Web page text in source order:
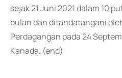
sejak 21 Juni 2021 dalam 10
bulan dan ditandatangani
Perdagangan pada 24
Kanada. (end)